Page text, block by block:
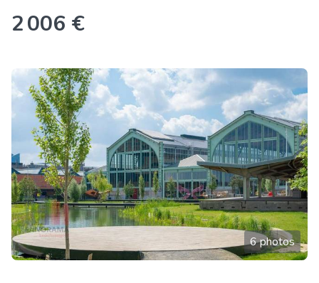
2 006 €
6 photos